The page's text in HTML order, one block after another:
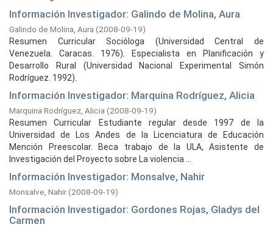
Información Investigador: Galindo de Molina, Aura
Galindo de Molina, Aura (2008-09-19)
Resumen Curricular Socióloga (Universidad Central de
Venezuela. Caracas. 1976). Especialista en Planificación y
Desarrollo Rural (Universidad Nacional Experimental Simón
Rodríguez. 1992).
Información Investigador: Marquina Rodríguez, Alicia
Marquina Rodríguez, Alicia (2008-09-19)
Resumen Curricular Estudiante regular desde 1997 de la
Universidad de Los Andes de la Licenciatura de Educación
Mención Preescolar. Beca trabajo de la ULA, Asistente de
Investigación del Proyecto sobre La violencia ...
Información Investigador: Monsalve, Nahir
Monsalve, Nahir(2008-09-19)
Información Investigador: Gordones Rojas, Gladys del
Carmen